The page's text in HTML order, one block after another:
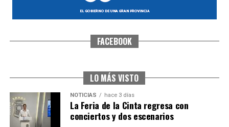
CUARTA CORRIDA DE LAS FIESTAS COLOMBINAS
Huelvatv
FACEBOOK
LO MÁS VISTO
NOTICIAS hace 3 días
La Feria de la Cinta regresa con
conciertos y dos escenarios